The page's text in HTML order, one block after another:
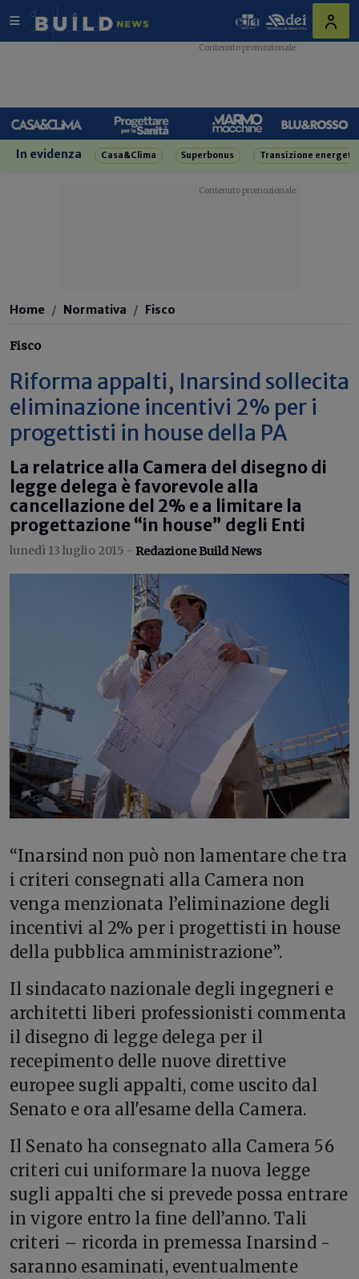
In evidenza Casa&Clima Superbonus Transizione
Home Normativa Fisco
Fisco
Riforma appalti, Inarsind sollecita
eliminazione incentivi 2% per i
progettisti in house della PA
La relatrice alla Camera del disegno di
legge delega è favorevole alla
cancellazione del 2% e a limitare la
progettazione “in house” degli Enti
lunedì 13 luglio 2015 - Redazione Build News
“Inarsind non può non lamentare che tra
i criteri consegnati alla Camera non
venga menzionata l’eliminazione degli
incentivi al 2% per i progettisti in house
della pubblica amministrazione”.
Il sindacato nazionale degli ingegneri e
architetti liberi professionisti commenta
il disegno di legge delega per il
recepimento delle nuove direttive
europee sugli appalti, come uscito dal
Senato e ora all'esame della Camera.
Il Senato ha consegnato alla Camera 56
criteri cui uniformare la nuova legge
sugli appalti che si prevede possa entrare
in vigore entro la fine dell’anno. Tali
criteri – ricorda in premessa Inarsind -
saranno esaminati, eventualmente